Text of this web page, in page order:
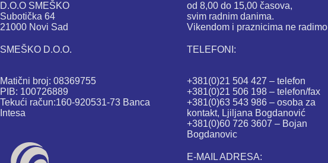
D.O.O SMEŠKO
Subotička 64
21000 Novi Sad
SMEŠKO D.O.O.
Matični broj: 08369755
PIB: 100726889
Tekući račun:160-920531-73 Banca
Intesa
od 8,00 do 15,00 časova,
svim radnim danima.
Vikendom i praznicima ne radimo
TELEFONI:
+381(0)21 504 427 – telefon
+381(0)21 506 198 – telefon/fax
+381(0)63 543 986 – osoba za
kontakt, Ljiljana Bogdanović
+381(0)60 726 3607 – Bojan
Bogdanovic
E-MAIL ADRESA: